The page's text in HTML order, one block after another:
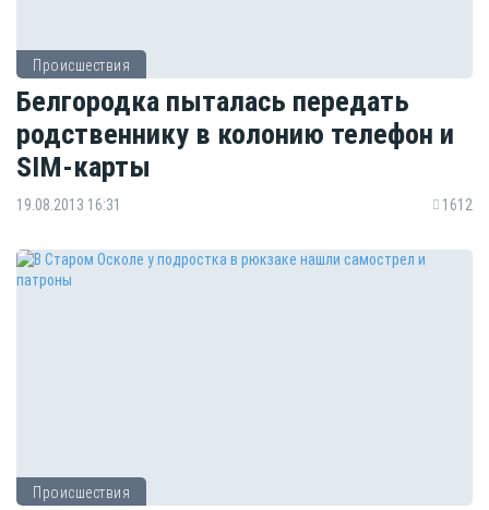
Происшествия
Белгородка пыталась передать
родственнику в колонию телефон и
SIM-карты
19.08.2013 16:31 1612
Происшествия